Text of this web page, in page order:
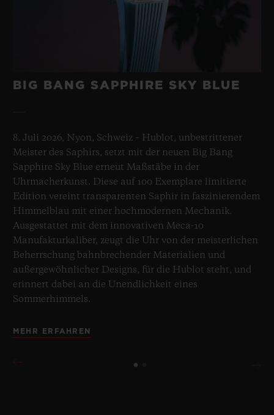
BIG BANG SAPPHIRE SKY BLUE
8. Juli 2026, Nyon, Schweiz – Hublot, unbestrittener
Meister des Saphirs, setzt mit der neuen Big Bang
Sapphire Sky Blue erneut Maßstäbe in der
Uhrmacherkunst. Diese auf 100 Exemplare limitierte
Edition vereint transparenten Saphir in faszinierendem
Himmelblau mit einer hochmodernen Mechanik.
Ausgestattet mit dem innovativen Meca-10
Manufakturkaliber, zeugt die Uhr von der meisterlichen
Beherrschung bahnbrechender Materialien und
außergewöhnlicher Designs, für die Hublot steht, und
erinnert dabei an die Unendlichkeit eines
Sommerhimmels.
MEHR ERFAHREN